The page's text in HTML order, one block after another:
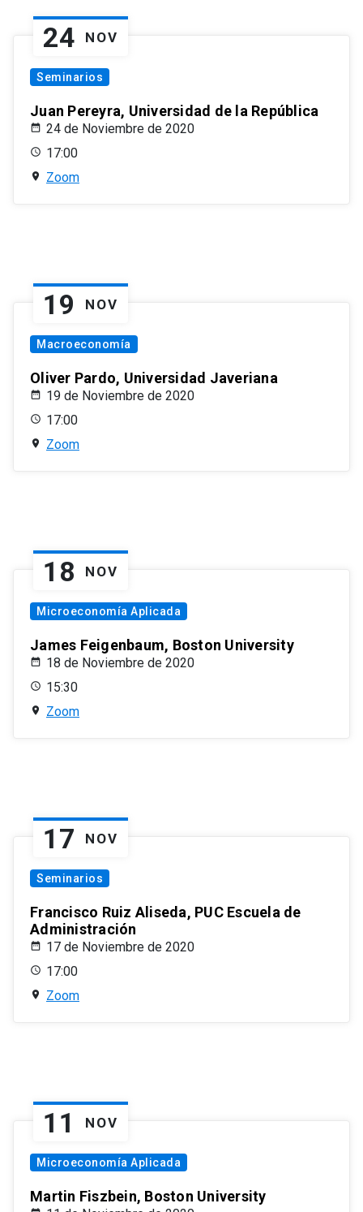
24 NOV
Seminarios
Juan Pereyra, Universidad de la República
24 de Noviembre de 2020
17:00
Zoom
19 NOV
Macroeconomía
Oliver Pardo, Universidad Javeriana
19 de Noviembre de 2020
17:00
Zoom
18 NOV
Microeconomía Aplicada
James Feigenbaum, Boston University
18 de Noviembre de 2020
15:30
Zoom
17 NOV
Seminarios
Francisco Ruiz Aliseda, PUC Escuela de
Administración
17 de Noviembre de 2020
17:00
Zoom
11 NOV
Microeconomía Aplicada
Martin Fiszbein, Boston University